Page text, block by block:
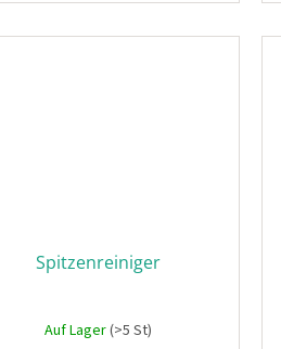
Spitzenreiniger
Auf Lager(>5 St)